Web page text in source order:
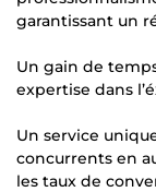
garantissant un
Un gain de
expertise dans
Un service
concurrents en
les taux de